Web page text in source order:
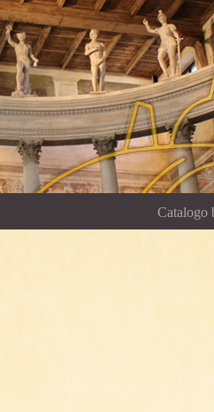
Catalogo